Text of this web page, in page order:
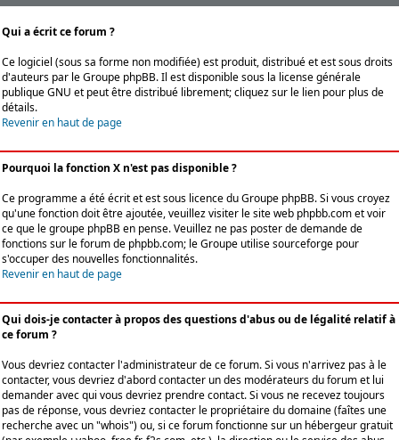
Qui a écrit ce forum ?
Ce logiciel (sous sa forme non modifiée) est produit, distribué et est sous droits
d'auteurs par leGroupe phpBB. Il est disponible sous la license générale
publique GNU et peut être distribué librement; cliquez sur le lien pour plus de
détails.
Revenir en haut de page
Pourquoi la fonction X n'est pas disponible ?
Ce programme a été écrit et est sous licence du Groupe phpBB. Si vous croyez
qu'une fonction doit être ajoutée, veuillez visiter le site web phpbb.com et voir
ce que le groupe phpBB en pense. Veuillez ne pas poster de demande de
fonctions sur le forum de phpbb.com; le Groupe utilise sourceforge pour
s'occuper des nouvelles fonctionnalités.
Revenir en haut de page
Qui dois-je contacter à propos des questions d'abus ou de légalité relatif à
ce forum ?
Vous devriez contacter l'administrateur de ce forum. Si vous n'arrivez pas à le
contacter, vous devriez d'abord contacter un des modérateurs du forum et lui
demander avec qui vous devriez prendre contact. Si vous ne recevez toujours
pas de réponse, vous devriez contacter le propriétaire du domaine (faîtes une
recherche avec un "whois") ou, si ce forum fonctionne sur un hébergeur gratuit